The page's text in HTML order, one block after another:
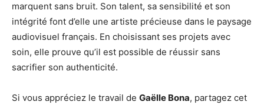
marquent sans bruit. Son talent, sa sensibilité et son
intégrité font d’elle une artiste précieuse dans le paysage
audiovisuel français. En choisissant ses projets avec
soin, elle prouve qu’il est possible de réussir sans
sacrifier son authenticité.
Si vous appréciez le travail de Gaëlle Bona, partagez cet